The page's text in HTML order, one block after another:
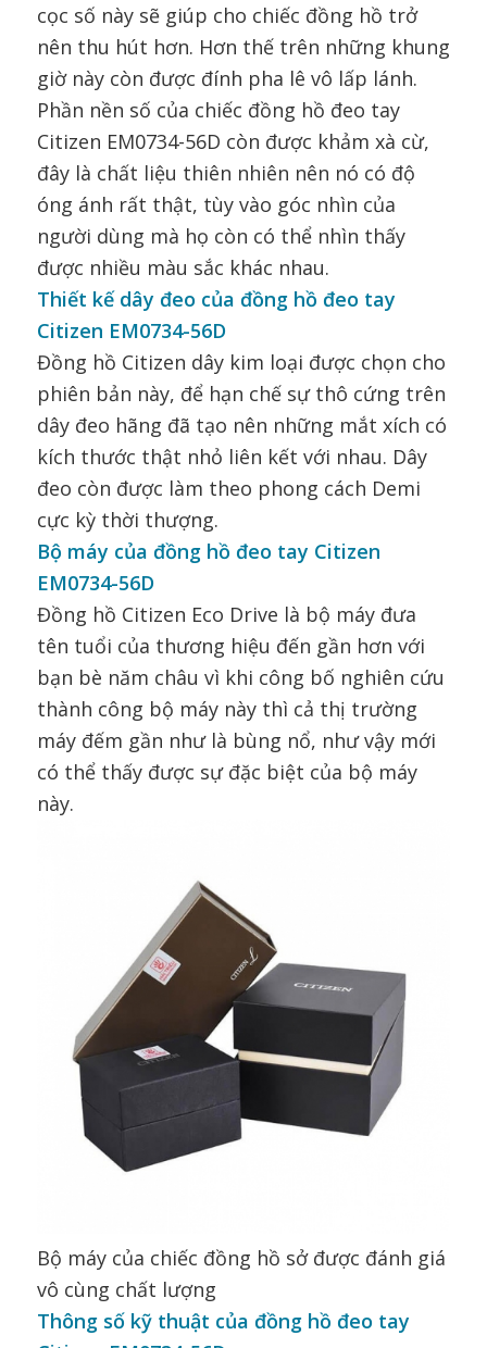
cọc số này sẽ giúp cho chiếc đồng hồ trở
nên thu hút hơn. Hơn thế trên những khung
giờ này còn được đính pha lê vô lấp lánh.
Phần nền số của chiếc đồng hồ đeo tay
Citizen EM0734-56D còn được khảm xà cừ,
đây là chất liệu thiên nhiên nên nó có độ
óng ánh rất thật, tùy vào góc nhìn của
người dùng mà họ còn có thể nhìn thấy
được nhiều màu sắc khác nhau.
Thiết kế dây đeo của đồng hồ đeo tay
Citizen EM0734-56D
Đồng hồ Citizen dây kim loại được chọn cho
phiên bản này, để hạn chế sự thô cứng trên
dây đeo hãng đã tạo nên những mắt xích có
kích thước thật nhỏ liên kết với nhau. Dây
đeo còn được làm theo phong cách Demi
cực kỳ thời thượng.
Bộ máy của đồng hồ đeo tay Citizen
EM0734-56D
Đồng hồ Citizen Eco Drive là bộ máy đưa
tên tuổi của thương hiệu đến gần hơn với
bạn bè năm châu vì khi công bố nghiên cứu
thành công bộ máy này thì cả thị trường
máy đếm gần như là bùng nổ, như vậy mới
có thể thấy được sự đặc biệt của bộ máy
này.
Bộ máy của chiếc đồng hồ sở được đánh giá
vô cùng chất lượng
Thông số kỹ thuật của đồng hồ đeo tay